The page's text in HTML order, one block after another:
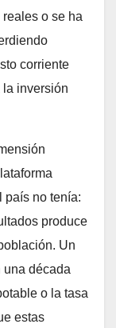
o se ha
corriente
inversión
país no tenía:
produce
Un
década
o la tasa
estas